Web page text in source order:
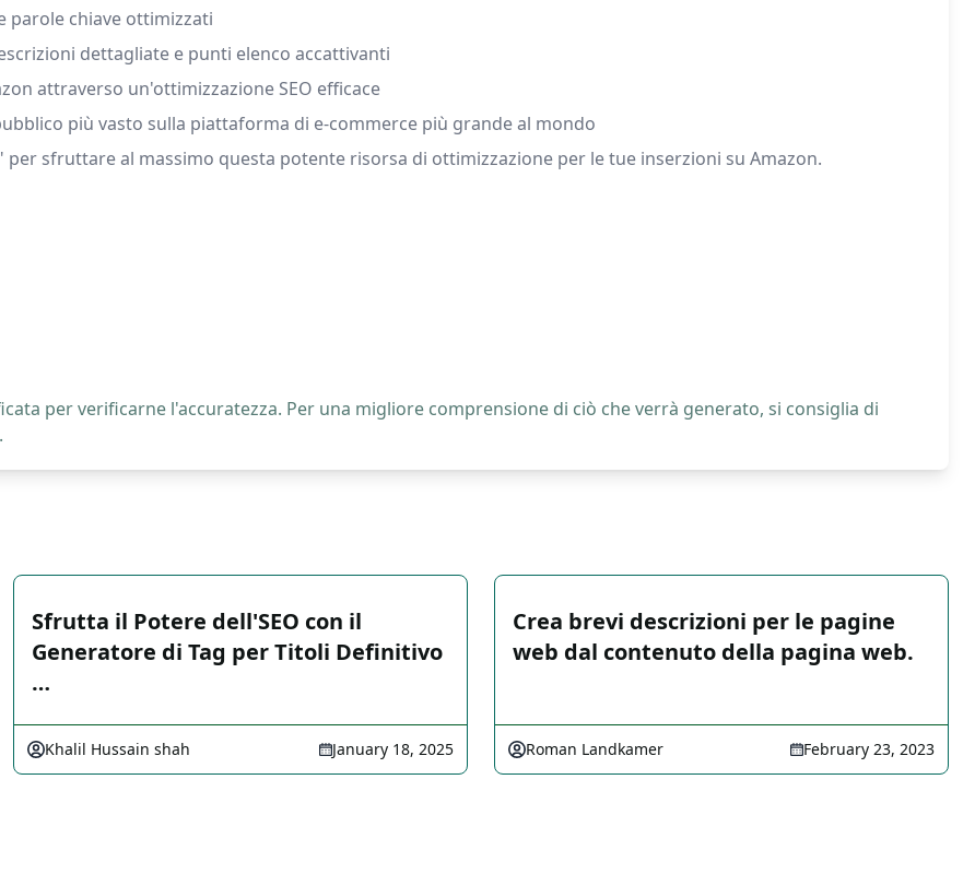
parole chiave ottimizzati
dettagliate e punti elenco accattivanti
attraverso un'ottimizzazione SEO efficace
più vasto sulla piattaforma di e-commerce più grande al mondo
per sfruttare al massimo questa potente risorsa di ottimizzazione per le tue inserzioni su Amazon.
per verificarne l'accuratezza. Per una migliore comprensione di ciò che verrà generato, si consiglia di
Sfrutta il Potere dell'SEO con il
Generatore di Tag per Titoli Definitivo
…
Khalil Hussain shah January 18, 2025
Crea brevi descrizioni per le pagine
web dal contenuto della pagina web.
Roman Landkamer February 23, 2023